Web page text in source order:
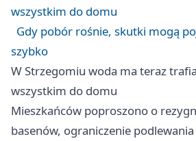
wszystkim do domu
Gdy pobór rośnie, skutki mogą
szybko
W Strzegomiu woda ma teraz
wszystkim do domu
Mieszkańców poproszono o
basenów, ograniczenie